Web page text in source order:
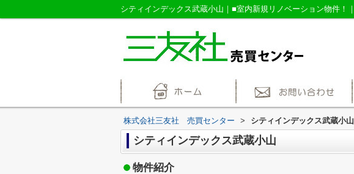
株式会社三友社 売買センター > シティインデックス武蔵小山
シティインデックス武蔵小山
物件紹介